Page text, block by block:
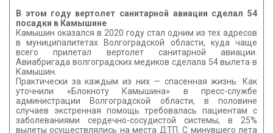
В этом году вертолет санитарной авиации сделал 54
посадки в Камышине
Камышин оказался в 2020 году стал одним из тех адресов
в муниципалитетах Волгоградской области, куда чаще
всего прилетал вертолет санитарной авиации.
Авиабригада волгоградских медиков сделала 54 вылета в
Камышин.
Практически за каждым из них — спасенная жизнь. Как
уточнили «Блокноту Камышина» в пресс-службе
администрации Волгоградской области, в половине
случаев экстренная помощь требовалась пациентам с
заболеваниями сердечно-сосудистой системы, в 25%
вылеты осуществлялись на места ДТП. С минувшего лета